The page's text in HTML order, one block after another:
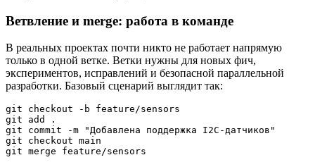
Ветвление и merge: работа в команде
В реальных проектах почти никто не работает напрямую
только в одной ветке. Ветки нужны для новых фич,
экспериментов, исправлений и безопасной параллельной
разработки. Базовый сценарий выглядит так:
git checkout -b feature/sensors
git add .
git commit -m "Добавлена поддержка I2C-датчиков"
git checkout main
git merge feature/sensors